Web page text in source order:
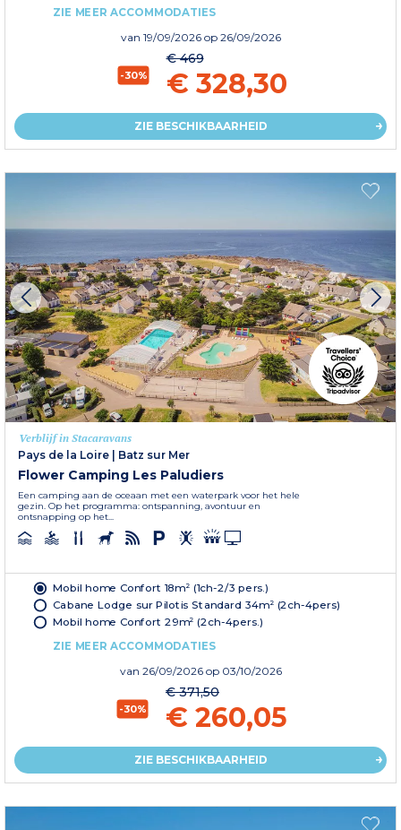
ZIE MEER ACCOMMODATIES
van 19/09/2026 op 26/09/2026
-30%
€ 469
€ 328,30
ZIE BESCHIKBAARHEID
Verblijf in Stacaravans
Pays de la Loire
Batz sur Mer
Flower Camping Les Paludiers
Een camping aan de oceaan met een waterpark voor het hele
gezin. Op het programma: ontspanning, avontuur en
ontsnapping op het...
Mobil home Confort 18m² (1ch-2/3 pers.)
Cabane Lodge sur Pilotis Standard 34m² (2ch-4pers)
Mobil home Confort 29m² (2ch-4pers.)
ZIE MEER ACCOMMODATIES
van 26/09/2026 op 03/10/2026
-30%
€ 371,50
€ 260,05
ZIE BESCHIKBAARHEID